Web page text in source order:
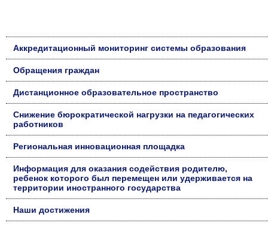
Аккредитационный мониторинг системы образования
Обращения граждан
Дистанционное образовательное пространство
Снижение бюрократической нагрузки на педагогических
работников
Региональная инновационная площадка
Информация для оказания содействия родителю,
ребенок которого был перемещен или удерживается на
территории иностранного государства
Наши достижения